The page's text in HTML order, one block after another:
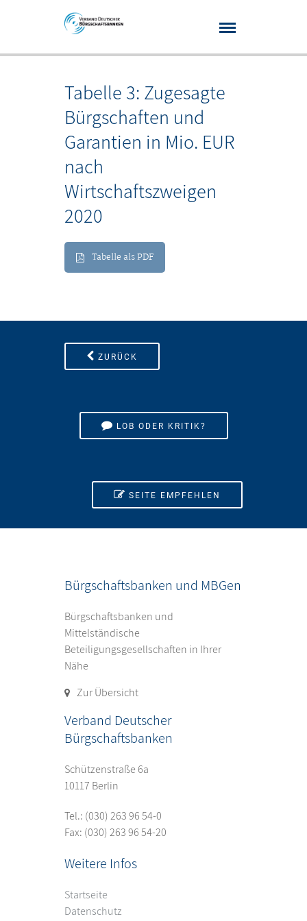
Tabelle 3: Zugesagte
Bürgschaften und
Garantien in Mio. EUR
nach
Wirtschaftszweigen
2020
Tabelle als PDF
ZURÜCK
LOB ODER KRITIK?
SEITE EMPFEHLEN
Bürgschaftsbanken und MBGen
Bürgschaftsbanken und
Mittelständische
Beteiligungsgesellschaften in Ihrer
Nähe
Zur Übersicht
Verband Deutscher
Bürgschaftsbanken
Schützenstraße 6a
10117 Berlin
Tel.: (030) 263 96 54-0
Fax: (030) 263 96 54-20
Weitere Infos
Startseite
Datenschutz